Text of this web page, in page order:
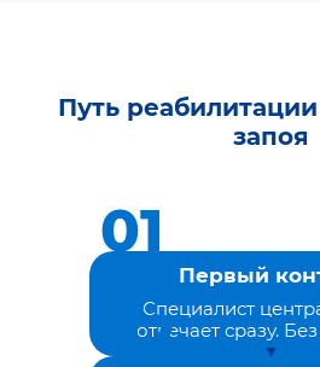
Путь
запоя
Первый
Специалист
отвечает сразу.